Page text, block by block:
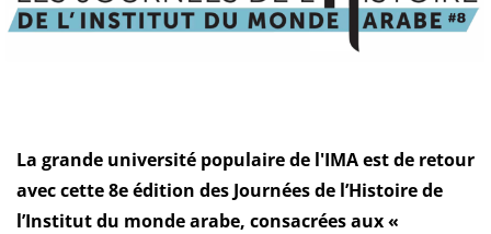
La grande université populaire de l'IMA est de retour
avec cette 8e édition des Journées de l’Histoire de
l’Institut du monde arabe, consacrées aux «